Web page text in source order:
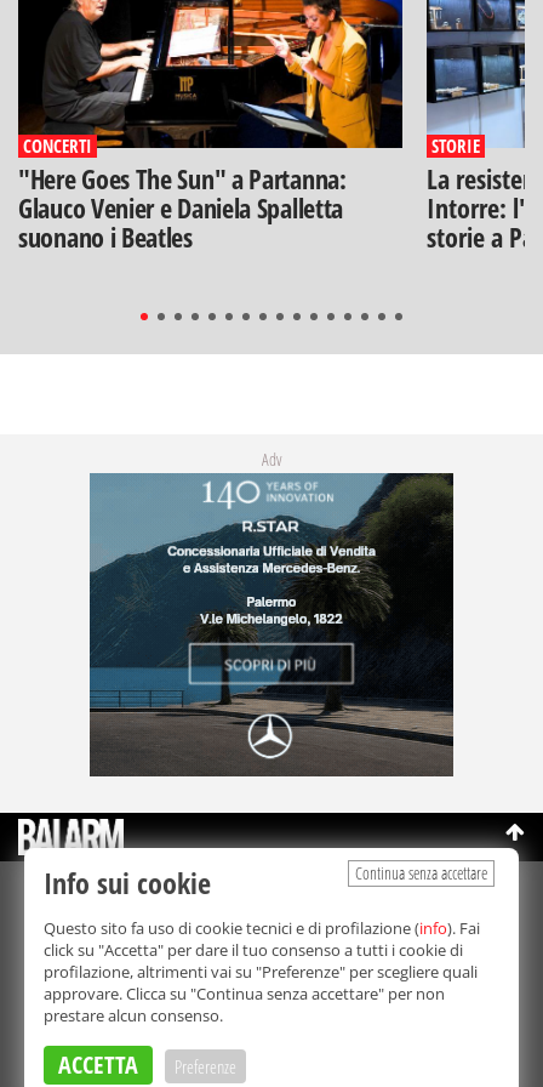
CONCERTI
"Here Goes The Sun" a Partanna:
Glauco Venier e Daniela Spalletta
suonano i Beatles
STORIE
La
Intorre:
storie a
Adv
©Copyright 2003-2026
Bmedia Srl- P.IVA 07064240828
La riproduzione totale o parziale di tutti i contenuti, in qualunque
forma, su qualsiasi supporto è proibita.
Balarm.it è una testata giornalistica registrata. Autorizzazione del
Tribunale di Palermo n° 32 del 21/10/2003
Direttore responsabile:
Continua senza accettare
Info sui cookie
Questo sito fa uso di cookie tecnici e di profilazione (info). Fai
click su "Accetta" per dare il tuo consenso a tutti i cookie di
profilazione, altrimenti vai su "Preferenze" per scegliere quali
approvare. Clicca su "Continua senza accettare" per non
prestare alcun consenso.
ACCETTA Preferenze